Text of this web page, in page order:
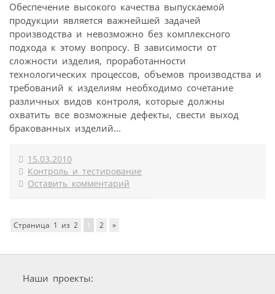
Обеспечение высокого качества выпускаемой
продукции является важнейшей задачей
производства и невозможно без комплексного
подхода к этому вопросу. В зависимости от
сложности изделия, проработанности
технологических процессов, объемов производства и
требований к изделиям необходимо сочетание
различных видов контроля, которые должны
охватить все возможные дефекты, свести выход
бракованных изделий...
15.03.2010
Контроль и тестирование
Оставить комментарий
Страница 1 из 2 1 2 »
Наши проекты: